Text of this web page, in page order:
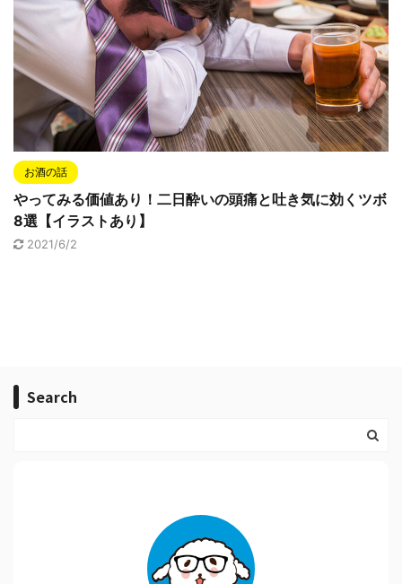
お酒の話
やってみる価値あり！二日酔いの頭痛と吐き気に効くツボ
8選【イラストあり】
2021/6/2
Search